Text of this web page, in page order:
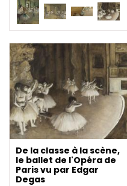
De la classe à la scène,
le ballet de l'Opéra de
Paris vu par Edgar
Degas